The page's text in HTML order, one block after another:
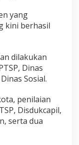
yang
kini berhasil
dilakukan
Dinas
Sosial.
penilaian
Disdukcapil,
serta dua